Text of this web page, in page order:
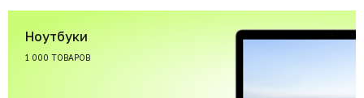
Ноутбуки
1 000 ТОВАРОВ